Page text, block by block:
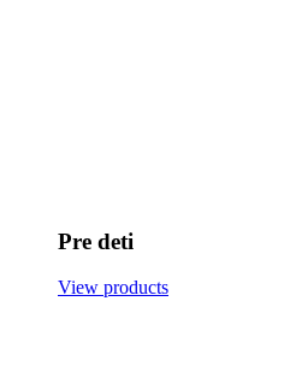
Pre deti
View products